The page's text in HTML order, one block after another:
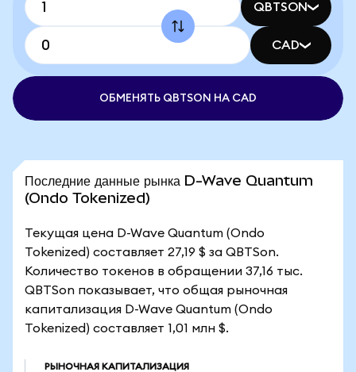
QBTSON
CAD
ОБМЕНЯТЬ QBTSON НА CAD
Последние данные рынка D-Wave Quantum
(Ondo Tokenized)
Текущая цена D-Wave Quantum (Ondo
Tokenized) составляет 27,19 $ за QBTSon.
Количество токенов в обращении 37,16 тыс.
QBTSon показывает, что общая рыночная
капитализация D-Wave Quantum (Ondo
Tokenized) составляет 1,01 млн $.
РЫНОЧНАЯ КАПИТАЛИЗАЦИЯ